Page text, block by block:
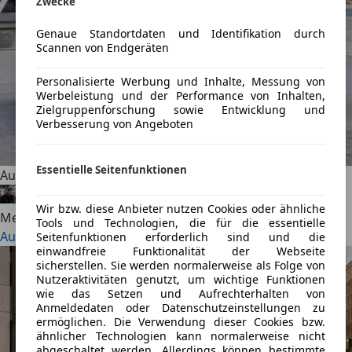
Genaue Standortdaten und Identifikation durch
Scannen von Endgeräten
Personalisierte Werbung und Inhalte, Messung von
Werbeleistung und der Performance von Inhalten,
Zielgruppenforschung sowie Entwicklung und
Verbesserung von Angeboten
Essentielle Seitenfunktionen
Wir bzw. diese Anbieter nutzen Cookies oder ähnliche
Tools und Technologien, die für die essentielle
Seitenfunktionen erforderlich sind und die
einwandfreie Funktionalität der Webseite
sicherstellen. Sie werden normalerweise als Folge von
Nutzeraktivitäten genutzt, um wichtige Funktionen
wie das Setzen und Aufrechterhalten von
Anmeldedaten oder Datenschutzeinstellungen zu
ermöglichen. Die Verwendung dieser Cookies bzw.
ähnlicher Technologien kann normalerweise nicht
Audi A6 vs. BMW 5er: Welcher Business-Gleiter ist besser?
Mehr lesen
Audi A6 vs. BMW 5er: Welcher Business-Gleiter ist besser?